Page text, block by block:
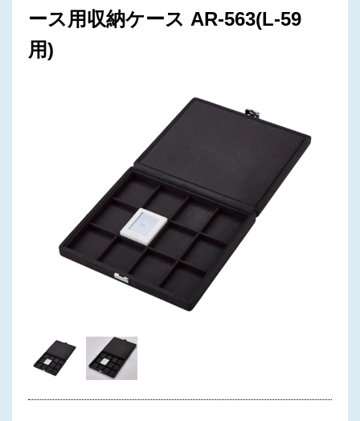
ース用収納ケース AR-563(L-59
用)